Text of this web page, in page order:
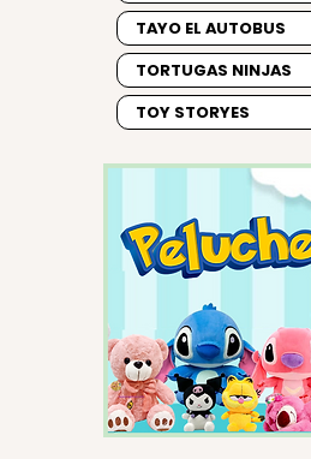
TAYO EL AUTOBUS
TORTUGAS NINJAS
TOY STORYES